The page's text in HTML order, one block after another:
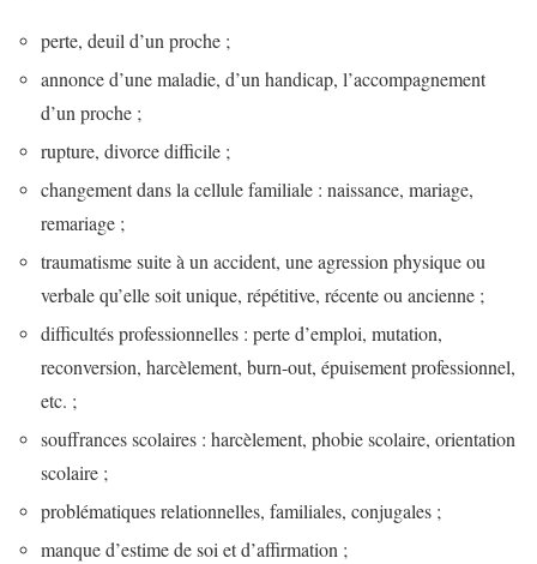
perte, deuil d’un proche ;
annonce d’une maladie, d’un handicap, l’accompagnement
d’un proche ;
rupture, divorce difficile ;
changement dans la cellule familiale : naissance, mariage,
remariage ;
traumatisme suite à un accident, une agression physique ou
verbale qu’elle soit unique, répétitive, récente ou ancienne ;
difficultés professionnelles : perte d’emploi, mutation,
reconversion, harcèlement, burn-out, épuisement professionnel,
etc. ;
souffrances scolaires : harcèlement, phobie scolaire, orientation
scolaire ;
problématiques relationnelles, familiales, conjugales ;
manque d’estime de soi et d’affirmation ;